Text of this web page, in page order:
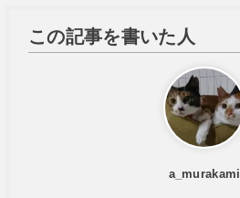
この記事を書いた人
a_murakami